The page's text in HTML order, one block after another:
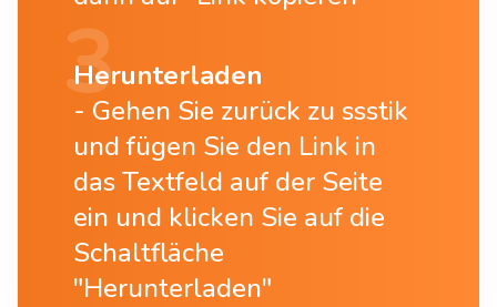
Herunterladen
Gehen Sie zurück zu ssstik
und fügen Sie den Link in
das Textfeld auf der Seite
ein und klicken Sie auf die
Schaltfläche
"Herunterladen"